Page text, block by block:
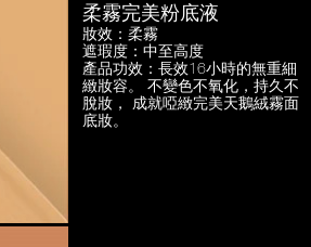
柔霧完美粉底液
妝效：柔霧
遮瑕度：中至高度
產品功效：長效16小時的無重細
緻妝容。
不變色不氧化，持久不
脫妝，
成就啞緻完美天鵝絨霧面
底妝。